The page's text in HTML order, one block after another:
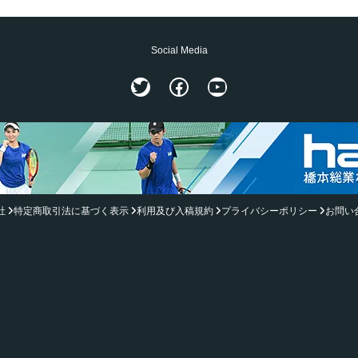
Social Media
TwitterFacebook
YouTube
特定商取引法に基づく表示 利用及び入稿規約 プライバシーポリシー お問い